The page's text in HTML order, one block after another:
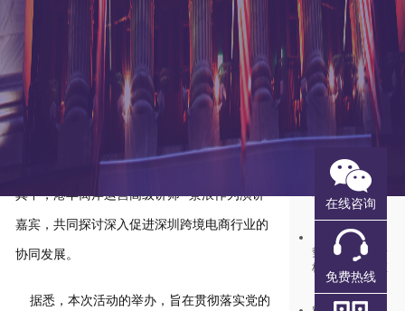
8月31日，由深圳市电子商务服务中心和深
圳市玩具行业协会共同举办的深圳电子商务大
讲堂--“玩具企业跨境电子商务‘制造+’专题讲
座”在荣超经贸中心大厦六楼举行。作为本次活
动的支持单位，港丰集团数位领导受邀出席，
其中，港丰离岸运营高级讲师--景浪作为演讲
嘉宾，共同探讨深入促进深圳跨境电商行业的
协同发展。
据悉，本次活动的举办，旨在贯彻落实党的
邀请函 |
4.20《新政新形
势下，香港公司
如何开拓新机
遇》专题讲座
月1日开始发出
报税表！注意查
收
《外汇市场新趋
势，境外投资新
格局》重磅讲座
在线咨询
免费热线